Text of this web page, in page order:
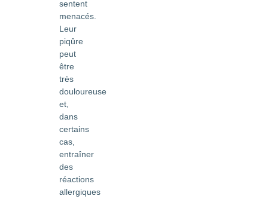
sentent
menacés.
Leur
piqûre
peut
être
très
douloureuse
et,
dans
certains
cas,
entraîner
des
réactions
allergiques